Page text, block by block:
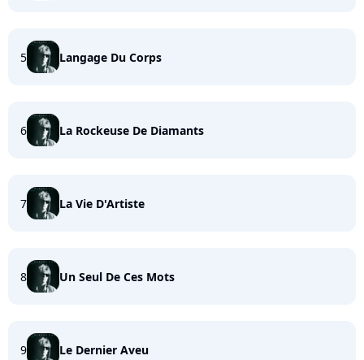
5 Langage Du Corps
6 La Rockeuse De Diamants
7 La Vie D'Artiste
8 Un Seul De Ces Mots
9 Le Dernier Aveu